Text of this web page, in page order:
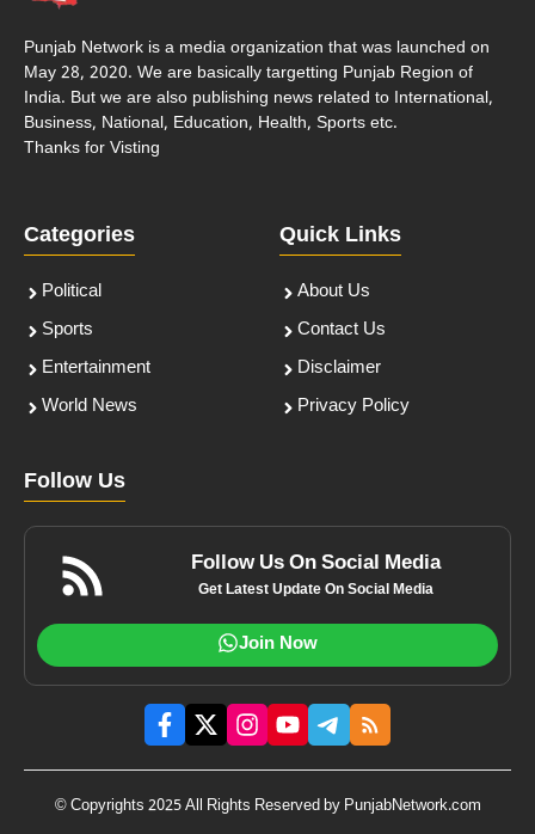
Punjab Network is a media organization that was launched on
May 28, 2020. We are basically targetting Punjab Region of
India. But we are also publishing news related to International,
Business, National, Education, Health, Sports etc.
Thanks for Visting
Categories
Political
Sports
Entertainment
World News
Quick Links
About Us
Contact Us
Disclaimer
Privacy Policy
Follow Us
Follow Us On Social Media
Get Latest Update On Social Media
Join Now
© Copyrights 2025 All Rights Reserved by PunjabNetwork.com